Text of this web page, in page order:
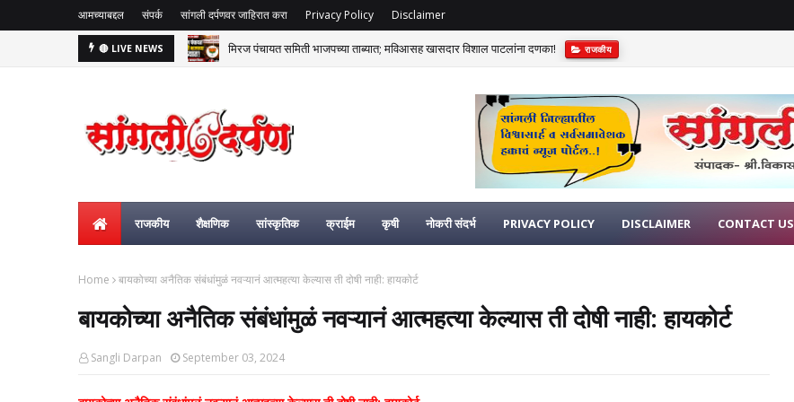
आमच्याबद्दल संपर्क सांगली दर्पणवर जाहिरात करा Privacy Policy Disclaimer
🔴 LIVE NEWS मिरज पंचायत समिती भाजपच्या ताब्यात; मविआसह खासदार विशाल पाटलांना दणका! राजकीय
राजकीय शैक्षणिक सांस्कृतिक क्राईम कृषी नोकरी संदर्भ PRIVACY POLICY DISCLAIMER CONTACT US
Home बायकोच्या अनैतिक संबंधांमुळं नवऱ्यानं आत्महत्या केल्यास ती दोषी नाही: हायकोर्ट
बायकोच्या अनैतिक संबंधांमुळं नवऱ्यानं आत्महत्या केल्यास ती दोषी नाही: हायकोर्ट
Sangli Darpan September 03, 2024